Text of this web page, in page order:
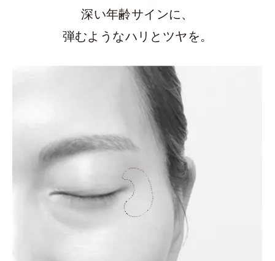
深い年齢サインに、
弾むようなハリとツヤを。